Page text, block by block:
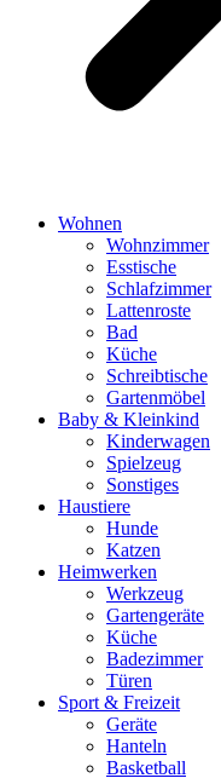
Wohnen
Wohnzimmer
Esstische
Schlafzimmer
Lattenroste
Bad
Küche
Schreibtische
Gartenmöbel
Baby & Kleinkind
Kinderwagen
Spielzeug
Sonstiges
Haustiere
Hunde
Katzen
Heimwerken
Werkzeug
Gartengeräte
Küche
Badezimmer
Türen
Sport & Freizeit
Geräte
Hanteln
Basketball